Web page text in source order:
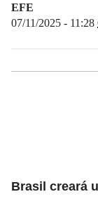
EFE
07/11/2025 - 11:28
Brasil creará